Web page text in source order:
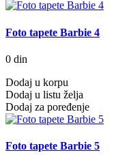
Foto tapete Barbie 4
0 din
Dodaj u korpu
Dodaj u listu želja
Dodaj za poređenje
Foto tapete Barbie 5